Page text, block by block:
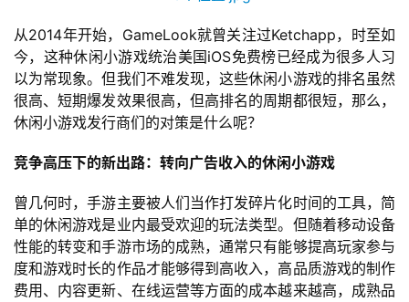
从2014年开始，GameLook就曾关注过Ketchapp，时至如
今，这种休闲小游戏统治美国iOS免费榜已经成为很多人习
以为常现象。但我们不难发现，这些休闲小游戏的排名虽然
很高、短期爆发效果很高，但高排名的周期都很短，那么，
休闲小游戏发行商们的对策是什么呢？
竞争高压下的新出路：转向广告收入的休闲小游戏
曾几何时，手游主要被人们当作打发碎片化时间的工具，简
单的休闲游戏是业内最受欢迎的玩法类型。但随着移动设备
性能的转变和手游市场的成熟，通常只有能够提高玩家参与
度和游戏时长的作品才能够得到高收入，高品质游戏的制作
费用、内容更新、在线运营等方面的成本越来越高，成熟品